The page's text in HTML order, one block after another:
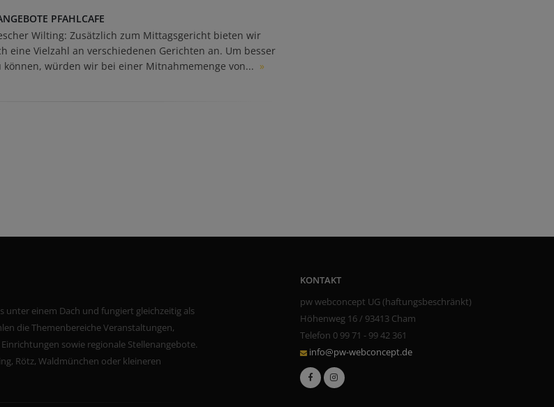
PFAHLCAFE
Wilting: Zusätzlich zum Mittagsgericht bieten wir
eine Vielzahl an verschiedenen Gerichten an. Um besser
können, würden wir bei einer Mitnahmemenge von... »
unter einem Dach und fungiert gleichzeitig als
die Themenbereiche Veranstaltungen,
sowie regionale Stellenangebote.
Rötz, Waldmünchen oder kleineren
KONTAKT
pw webconcept UG (haftungsbeschränkt)
Höhenweg 16 / 93413 Cham
Telefon 0 99 71 - 99 42 361
info@pw-webconcept.de